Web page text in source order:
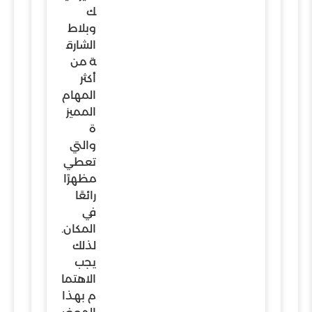
ك
وبلاط
الشارق
ة من
أكثر
المهام
المميز
ة
والتي
تعطي
مظهرًا
رائعًا
في
المكان.
لذلك
يجب
الاهتما
م بهذا